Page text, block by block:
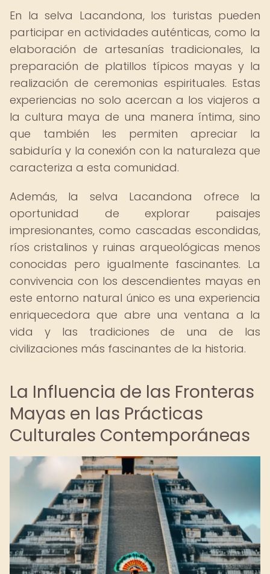
En la selva Lacandona, los turistas pueden
participar en actividades auténticas, como la
elaboración de artesanías tradicionales, la
preparación de platillos típicos mayas y la
realización de ceremonias espirituales. Estas
experiencias no solo acercan a los viajeros a
la cultura maya de una manera íntima, sino
que también les permiten apreciar la
sabiduría y la conexión con la naturaleza que
caracteriza a esta comunidad.
Además, la selva Lacandona ofrece la
oportunidad de explorar paisajes
impresionantes, como cascadas escondidas,
ríos cristalinos y ruinas arqueológicas menos
conocidas pero igualmente fascinantes. La
convivencia con los descendientes mayas en
este entorno natural único es una experiencia
enriquecedora que abre una ventana a la
vida y las tradiciones de una de las
civilizaciones más fascinantes de la historia.
La Influencia de las Fronteras
Mayas en las Prácticas
Culturales Contemporáneas